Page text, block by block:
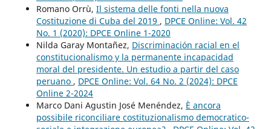
Romano Orrù, Il sistema delle fonti nella nuova
Costituzione di Cuba del 2019 , DPCE Online: Vol. 42
No. 1 (2020): DPCE Online 1-2020
Nilda Garay Montañez, Discriminación racial en el
constitucionalismo y la permanente incapacidad
moral del presidente. Un estudio a partir del caso
peruano , DPCE Online: Vol. 64 No. 2 (2024): DPCE
Online 2-2024
Marco Dani Agustin José Menéndez, È ancora
possibile riconciliare costituzionalismo democratico-